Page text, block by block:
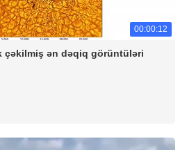
00:00:12
çəkilmiş ən dəqiq görüntüləri